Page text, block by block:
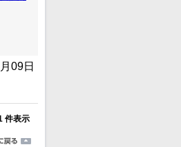
09日
件表示